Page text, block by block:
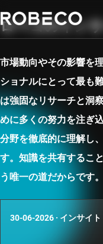
ロベコのインサ
市場動向やその影響を
ショナルにとって最も
は強固なリサーチと洞
めに多くの努力を注ぎ
分野を徹底的に理解し
す。知識を共有するこ
う唯一の道だからです。
30-06-2026 · インサイト